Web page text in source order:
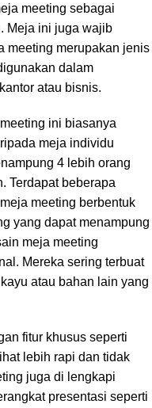
meeting sebagai
Meja ini juga wajib
meeting merupakan jenis
dalam
atau bisnis.
ini biasanya
meja individu
4 lebih orang
Terdapat beberapa
meeting berbentuk
yang dapat menampung
meja meeting
Mereka sering terbuat
atau bahan lain yang
fitur khusus seperti
lebih rapi dan tidak
juga di lengkapi
presentasi seperti